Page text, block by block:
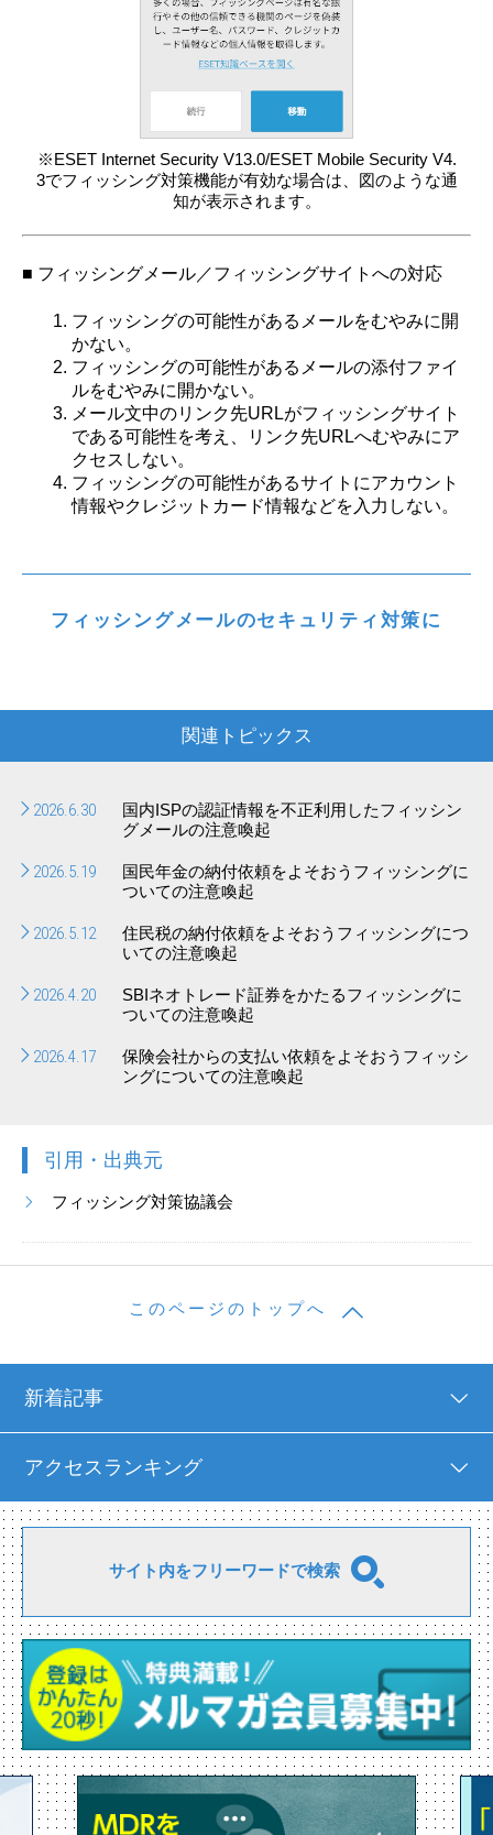
※ESET Internet Security V13.0/ESET Mobile Security V4.
3でフィッシング対策機能が有効な場合は、図のような通
知が表示されます。
■ フィッシングメール／フィッシングサイトへの対応
フィッシングの可能性があるメールをむやみに開
かない。
フィッシングの可能性があるメールの添付ファイ
ルをむやみに開かない。
メール文中のリンク先URLがフィッシングサイト
である可能性を考え、リンク先URLへむやみにア
クセスしない。
フィッシングの可能性があるサイトにアカウント
情報やクレジットカード情報などを入力しない。
フィッシングメールのセキュリティ対策に
関連トピックス
2026.6.30
国内ISPの認証情報を不正利用したフィッシン
グメールの注意喚起
2026.5.19
国民年金の納付依頼をよそおうフィッシングに
ついての注意喚起
2026.5.12
住民税の納付依頼をよそおうフィッシングにつ
いての注意喚起
2026.4.20
SBIネオトレード証券をかたるフィッシングに
ついての注意喚起
2026.4.17
保険会社からの支払い依頼をよそおうフィッシ
ングについての注意喚起
引用・出典元
フィッシング対策協議会
このページのトップへ
新着記事
アクセスランキング
サイト内をフリーワードで検索